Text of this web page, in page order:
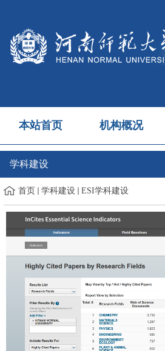
本站首页 机构概况
学科建设
首页 学科建设 ESI学科建设